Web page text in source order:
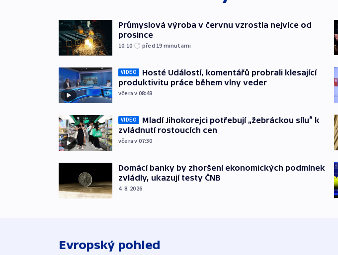
Průmyslová výroba v červnu vzrostla nejvíce od
prosince
10:10 před 19 minutami
VIDEO
Hosté Událostí, komentářů probrali klesající
produktivitu práce během vlny veder
včera v 08:48
VIDEO
Mladí Jihokorejci potřebují „žebráckou sílu“ k
zvládnutí rostoucích cen
včera v 07:30
Domácí banky by zhoršení ekonomických podmínek
zvládly, ukazují testy ČNB
4. 8. 2026
Evropský pohled